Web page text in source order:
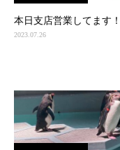
本日支店営業してます！
2023.07.26